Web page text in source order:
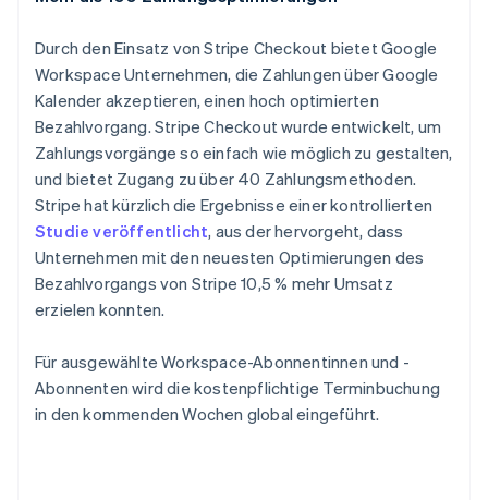
Durch den Einsatz von Stripe Checkout bietet Google
Workspace Unternehmen, die Zahlungen über Google
Kalender akzeptieren, einen hoch optimierten
Bezahlvorgang. Stripe Checkout wurde entwickelt, um
Zahlungsvorgänge so einfach wie möglich zu gestalten,
und bietet Zugang zu über 40 Zahlungsmethoden.
Stripe hat kürzlich die Ergebnisse einer kontrollierten
Studie veröffentlicht, aus der hervorgeht, dass
Unternehmen mit den neuesten Optimierungen des
Bezahlvorgangs von Stripe 10,5 % mehr Umsatz
erzielen konnten.
Für ausgewählte Workspace-Abonnentinnen und -
Abonnenten wird die kostenpflichtige Terminbuchung
in den kommenden Wochen global eingeführt.
Singapur
English简体中文
Slowakei
English
Slowenien
EnglishItaliano
Sonderverwaltungsregion Hongkong,
China
English 简体中文
Spanien
EspañolEnglish
Thailand
Tschechische Republik
English
Ungarn
English